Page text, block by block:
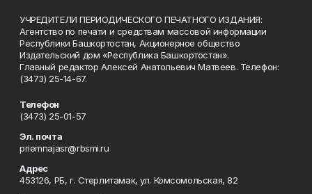
УЧРЕДИТЕЛИ ПЕРИОДИЧЕСКОГО ПЕЧАТНОГО ИЗДАНИЯ:
Агентство по печати и средствам массовой информации
Республики Башкортостан, Акционерное общество
Издательский дом «Республика Башкортостан».
Главный редактор Алексей Анатольевич Матвеев. Телефон:
(3473) 25-14-67.
Телефон
(3473) 25-01-57
Эл. почта
priemnajasr@rbsmi.ru
Адрес
453126, РБ, г. Стерлитамак, ул. Комсомольская, 82